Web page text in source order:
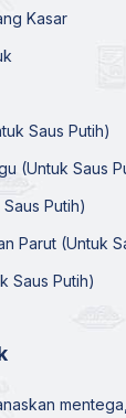
Kasar
Saus Putih)
(Untuk Saus
Putih)
Parut (Untuk
Saus Putih)